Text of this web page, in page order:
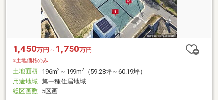
1,450万円～ 1,750万円
※土地価格のみ
土地面積 196m2 ～199m2
（59.28坪～60.19坪）
用途地域 第一種住居地域
総区画数 5区画